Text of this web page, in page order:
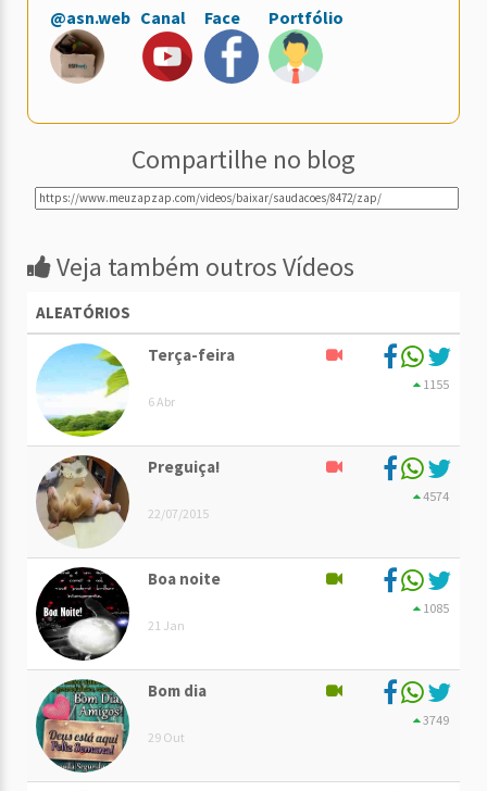
@asn.web Canal Face Portfólio
Compartilhe no blog
Veja também outros Vídeos
ALEATÓRIOS
Terça-feira
6 Abr
1155
Preguiça!
22/07/2015
4574
Boa noite
21 Jan
1085
Bom dia
29 Out
3749